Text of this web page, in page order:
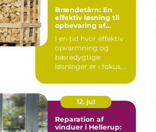
Brændetårn: En
effektiv løsning til
opbevaring af
I en tid hvor effektiv
opvarmning og
bæredygtige
løsninger er i fokus,
12. jul
Reparation af
vinduer i Hellerup: